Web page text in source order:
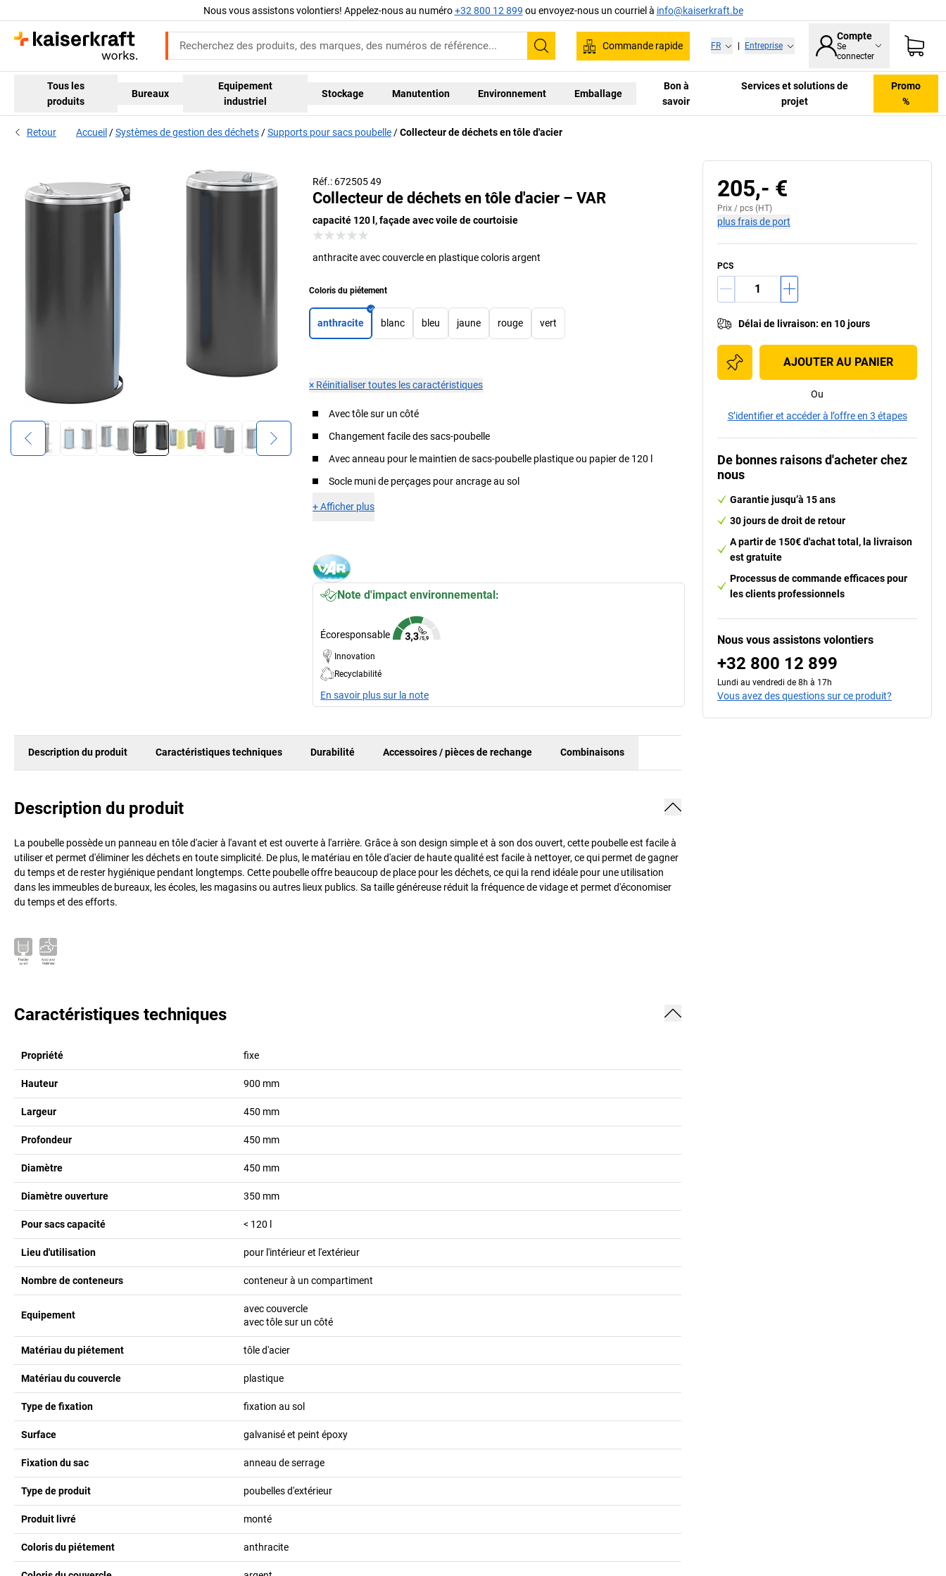
Nous vous assistons volontiers! Appelez-nous au numéro+32 800 12 899 ou envoyez-nous un courriel à info@kaiserkraft.be
Recherche
Commande rapide FR Entreprise
Compte
Se
connecter
Tous les
produits
Bureaux
Equipement
industriel
Stockage Manutention Environnement Emballage
Bon à
savoir
Services et solutions de
projet
Promo
%
Retour Accueil Systèmes de gestion des déchets Supports pour sacs poubelle Collecteur de déchets en tôle d'acier
Réf.: 672505 49
Collecteur de déchets en tôle d'acier – VAR
capacité 120 l, façade avec voile de courtoisie
anthracite avec couvercle en plastique coloris argent
Coloris du piétement
anthracite blanc bleu jaune rouge vert
× Réinitialiser toutes les caractéristiques
Avec tôle sur un côté
Changement facile des sacs-poubelle
Avec anneau pour le maintien de sacs-poubelle plastique ou papier de 120 l
Socle muni de perçages pour ancrage au sol
+Afficher plus
Note d'impact environnemental:
Écoresponsable
Innovation
Recyclabilité
En savoir plus sur la note
Description du produit Caractéristiques techniques Durabilité Accessoires / pièces de rechange Combinaisons
Description du produit
La poubelle possède un panneau en tôle d'acier à l'avant et est ouverte à l'arrière. Grâce à son design simple et à son dos ouvert, cette poubelle est facile à
utiliser et permet d'éliminer les déchets en toute simplicité. De plus, le matériau en tôle d'acier de haute qualité est facile à nettoyer, ce qui permet de gagner
du temps et de rester hygiénique pendant longtemps. Cette poubelle offre beaucoup de place pour les déchets, ce qui la rend idéale pour une utilisation
dans les immeubles de bureaux, les écoles, les magasins ou autres lieux publics. Sa taille généreuse réduit la fréquence de vidage et permet d'économiser
du temps et des efforts.
Caractéristiques techniques
Propriété fixe
Hauteur 900 mm
Largeur 450 mm
Profondeur 450 mm
Diamètre 450 mm
Diamètre ouverture 350 mm
Pour sacs capacité < 120
Lieu d'utilisation pour l'intérieur et l'extérieur
Nombre de conteneurs conteneur à un compartiment
Equipement
avec couvercle
avec tôle sur un côté
Matériau du piétement tôle d'acier
Matériau du couvercle plastique
Type de fixation fixation au sol
Surface galvanisé et peint époxy
Fixation du sac anneau de serrage
Type de produit poubelles d'extérieur
Produit livré monté
Coloris du piétement anthracite
205,- €
Prix / pcs (HT)
plus frais de port
PCS
Délai de livraison: en 10 jours
AJOUTER AU PANIER
Ou
S’identifier et accéder à l’offre en 3 étapes
De bonnes raisons d'acheter chez
nous
Garantie jusqu’à 15 ans
30 jours de droit de retour
A partir de 150€ d'achat total, la livraison
est gratuite
Processus de commande efficaces pour
les clients professionnels
Nous vous assistons volontiers
+32 800 12 899
Lundi au vendredi de 8h à 17h
Vous avez des questions sur ce produit?